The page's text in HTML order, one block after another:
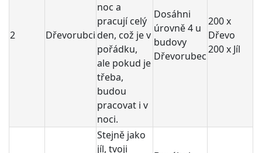
2 Dřevorubci
noc a
pracují celý
den, což je v
pořádku,
ale pokud je
třeba,
budou
pracovat i v
noci.
Dosáhni
úrovně 4 u
budovy
Dřevorubec
200 x
Dřevo
200 x Jíl
Stejně jako
jíl, tvoji